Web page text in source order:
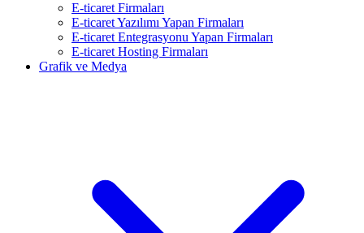
E-ticaret Firmaları
E-ticaret Yazılımı Yapan Firmaları
E-ticaret Entegrasyonu Yapan Firmaları
E-ticaret Hosting Firmaları
Grafik ve Medya